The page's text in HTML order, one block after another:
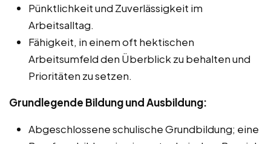
Pünktlichkeit und Zuverlässigkeit im
Arbeitsalltag.
Fähigkeit, in einem oft hektischen
Arbeitsumfeld den Überblick zu behalten und
Prioritäten zu setzen.
Grundlegende Bildung und Ausbildung:
Abgeschlossene schulische Grundbildung; eine